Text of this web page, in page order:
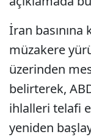
İran basınına
müzakere
üzerinden
belirterek,
ihlalleri telafi
yeniden